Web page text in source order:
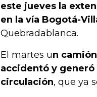
este jueves la
en la vía Bogotá-
Quebradablanca.
El martes un
accidentó y generó
circulación, que ya